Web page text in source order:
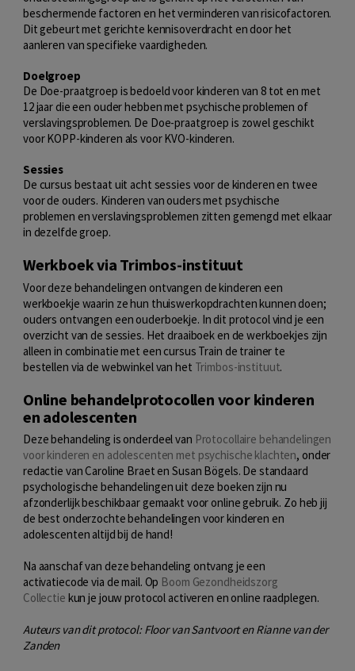
beschermende factoren en het verminderen van risicofactoren.
Dit gebeurt met gerichte kennisoverdracht en door het
aanleren van specifieke vaardigheden.
Doelgroep
De Doe-praatgroep is bedoeld voor kinderen van 8 tot en met
12 jaar die een ouder hebben met psychische problemen of
verslavingsproblemen. De Doe-praatgroep is zowel geschikt
voor KOPP-kinderen als voor KVO-kinderen.
Sessies
De cursus bestaat uit acht sessies voor de kinderen en twee
voor de ouders. Kinderen van ouders met psychische
problemen en verslavingsproblemen zitten gemengd met elkaar
in dezelfde groep.
Werkboek via Trimbos-instituut
Voor deze behandelingen ontvangen de kinderen een
werkboekje waarin ze hun thuiswerkopdrachten kunnen doen;
ouders ontvangen een ouderboekje. In dit protocol vind je een
overzicht van de sessies. Het draaiboek en de werkboekjes zijn
alleen in combinatie met een cursus Train de trainer te
bestellen via de webwinkel van het Trimbos-instituut.
Online behandelprotocollen voor kinderen
en adolescenten
Deze behandeling is onderdeel van Protocollaire behandelingen
voor kinderen en adolescenten met psychische klachten, onder
redactie van Caroline Braet en Susan Bögels. De standaard
psychologische behandelingen uit deze boeken zijn nu
afzonderlijk beschikbaar gemaakt voor online gebruik. Zo heb jij
de best onderzochte behandelingen voor kinderen en
adolescenten altijd bij de hand!
Na aanschaf van deze behandeling ontvang je een
activatiecode via de mail. Op Boom Gezondheidszorg
Collectie kun je jouw protocol activeren en online raadplegen.
Auteurs van dit protocol: Floor van Santvoort en Rianne van der
Zanden